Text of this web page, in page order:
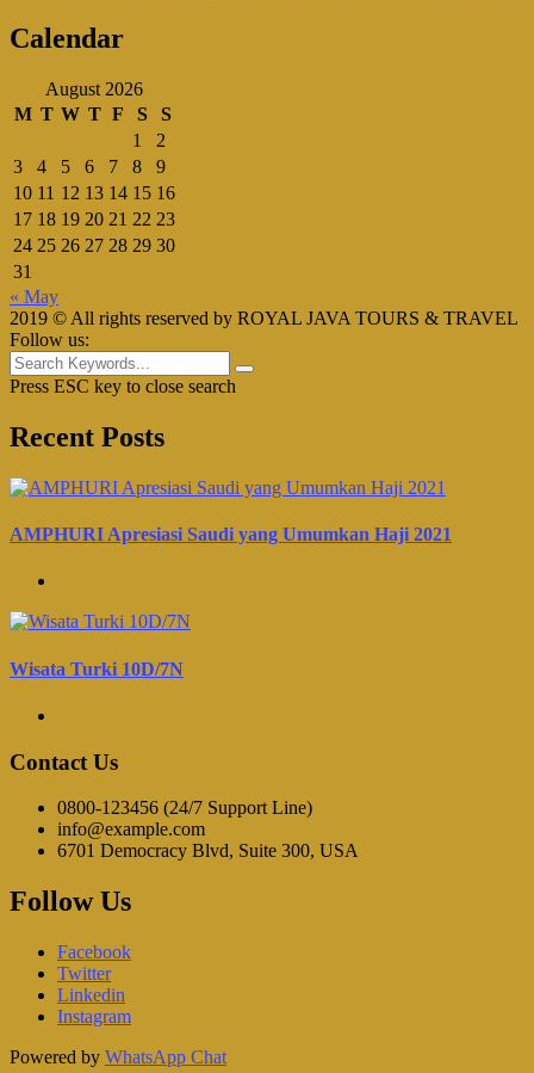
Calendar
August 2026
M T W T F S
S
1
2
3
4 5 6 7 8
9
10 11 12 13 14 15 16
17 18 19 20 21 22 23
24 25 26 27 28 29 30
31
« May
2019 © All rights reserved by ROYAL JAVA TOURS & TRAVEL
Follow us:
Press ESC key to close search
Recent Posts
AMPHURI Apresiasi Saudi yang Umumkan Haji 2021
Wisata Turki 10D/7N
Contact Us
0800-123456 (24/7 Support Line)
info@example.com
6701 Democracy Blvd, Suite 300, USA
Follow Us
Facebook
Twitter
Linkedin
Instagram
Powered by WhatsApp Chat